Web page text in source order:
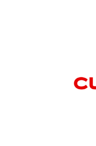
Този емблематичен